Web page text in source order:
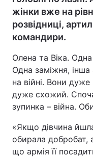
жінки вже на
розвідниці,
командири.
Олена та Віка.
Одна заміжня, інша
на війні. Вони дуже
дуже схожий.
зупинка – війна.
«Якщо дівчина
обирала добробат,
що армія її